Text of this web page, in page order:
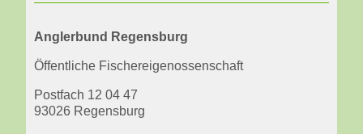
Anglerbund Regensburg
Öffentliche Fischereigenossenschaft
Postfach 12 04 47
93026 Regensburg